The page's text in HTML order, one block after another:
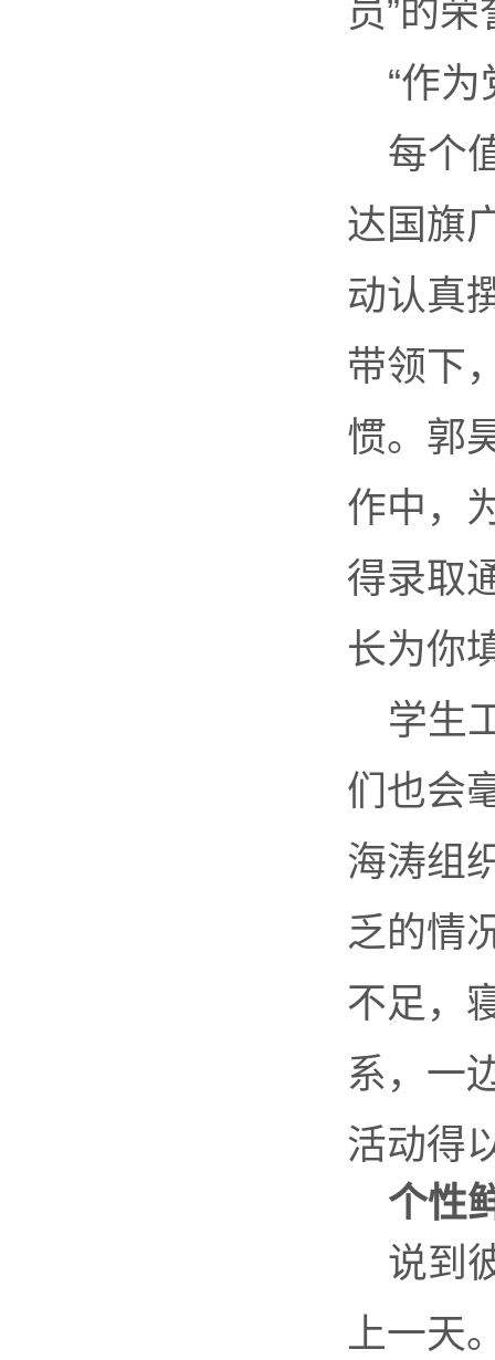
员”的
“作
每个
达国旗
动认真
带领下
惯。郭
作中，
得录取
长为你
学生
们也会
海涛组
乏的情
不足，
系，一
活动得
个性
说到
上一天